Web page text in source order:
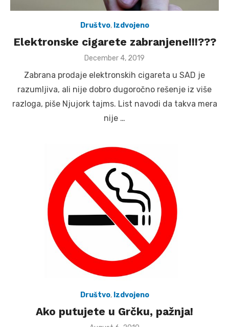
Društvo, Izdvojeno
Elektronske cigarete zabranjene!!!???
Posted
December 4, 2019
Zabrana prodaje elektronskih cigareta u SAD je
razumljiva, ali nije dobro dugoročno rešenje iz više
razloga, piše Njujork tajms. List navodi da takva mera
nije …
Društvo, Izdvojeno
Ako putujete u Grčku, pažnja!